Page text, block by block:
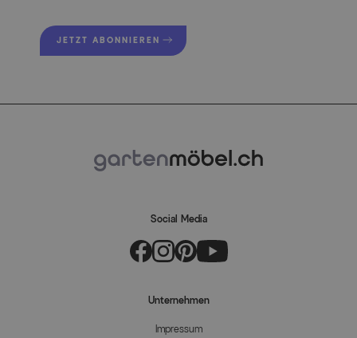
JETZT ABONNIEREN
Social Media
Unternehmen
Impressum